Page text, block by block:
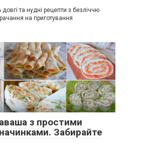
та нудні рецепти з безліччю
на приготування
з простими
Забирайте